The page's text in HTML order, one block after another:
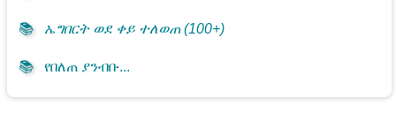
📚 ኤግበርት ወደ ቀይ ተለወጠ (100+)
📚 የበለጠ ያንብቡ...